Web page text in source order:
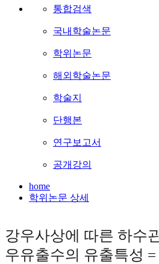
통합검색
국내학술논문
학위논문
해외학술논문
학술지
단행본
연구보고서
공개강의
home
학위논문 상세
강우사상에 따른 하수
우유출수의 유출특성